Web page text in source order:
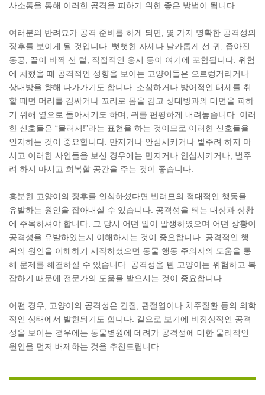
사소통을 통해 이러한 공격을 피하기 위한 좋은 방법이 됩니다.
여러분의 반려묘가 공격 준비를 하게 되면, 몇 가지 명확한 공격성의
징후를 보이게 될 것입니다. 뻣뻣한 자세나 날카롭게 선 귀, 좁아진
동공, 끝이 바짝 선 털, 직접적인 응시 등이 여기에 포함됩니다. 위험
에 처했을 때 공격적인 성향을 보이는 고양이들은 으르렁거리거나
상대방을 향해 다가가기도 합니다. 소심하거나 방어적인 태세를 취
할 때면 머리를 감싸거나 꼬리로 몸을 감고 상대방과의 대면을 피하
기 위해 옆으로 돌아서기도 하며, 귀를 편평하게 내려놓습니다. 이러
한 신호들은 “물러서!”라는 표현을 하는 것이므로 이러한 신호들을
인지하는 것이 중요합니다. 만지거나 안심시키거나 벌주려 하지 마
시고 이러한 사인들을 보신 경우에는 만지거나 안심시키거나, 벌주
려 하지 마시고 회복할 공간을 주는 것이 좋습니다.
흥분한 고양이의 징후를 인식하셨다면 반려묘의 적대적인 행동을
유발하는 원인을 잡아내실 수 있습니다. 공격성을 띄는 대상과 상황
에 주목하셔야 합니다. 그 당시 어떤 일이 발생하였으며 어떤 상황이
공격성을 유발하였는지 이해하시는 것이 중요합니다. 공격적인 행
위의 원인을 이해하기 시작하셨으면 동물 행동 주의자의 도움을 통
해 문제를 해결하실 수 있습니다. 공격성을 띈 고양이는 위험하고 복
잡하기 때문에 전문가의 도움을 받으시는 것이 중요합니다.
어떤 경우, 고양이의 공격성은 간질, 관절염이나 치주질환 등의 의학
적인 상태에서 발현되기도 합니다. 겉으로 보기에 비정상적인 공격
성을 보이는 경우에는 동물병원에 데려가 공격성에 대한 물리적인
원인을 먼저 배제하는 것을 추천드립니다.